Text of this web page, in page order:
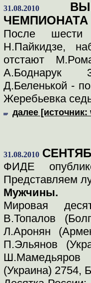
31.08.2010
После
Н.Пайкидзе,
отстают
А.Боднарук
Д.Беленькой -
Жеребьевка
далее
31.08.2010
ФИДЕ
Представляем
Мужчины.
Мировая
В.Топалов
Л.Аронян
П.Эльянов
(Украина) 2754,